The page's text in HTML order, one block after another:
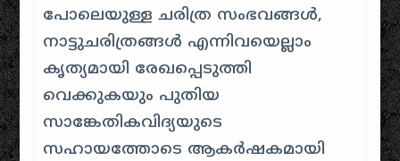
പോലെയുള്ള ചരിത്ര സംഭവങ്ങൾ,
നാട്ടുചരിത്രങ്ങൾ എന്നിവയെല്ലാം
കൃത്യമായി രേഖപ്പെടുത്തി
വെക്കുകയും പുതിയ
സാങ്കേതികവിദ്യയുടെ
സഹായത്തോടെ ആകർഷകമായി